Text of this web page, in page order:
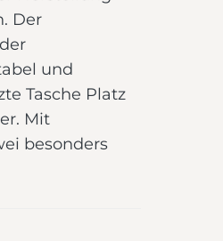
Der
und
Tasche Platz
Mit
besonders